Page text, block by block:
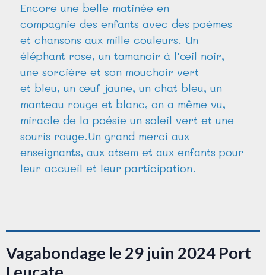
Encore une belle matinée en
compagnie des enfants avec des poèmes
et chansons aux mille couleurs. Un
éléphant rose, un tamanoir à l'œil noir,
une sorcière et son mouchoir vert
et bleu, un œuf jaune, un chat bleu, un
manteau rouge et blanc, on a même vu,
miracle de la poésie un soleil vert et une
souris rouge.Un grand merci aux
enseignants, aux atsem et aux enfants pour
leur accueil et leur participation.
Vagabondage le 29 juin 2024 Port